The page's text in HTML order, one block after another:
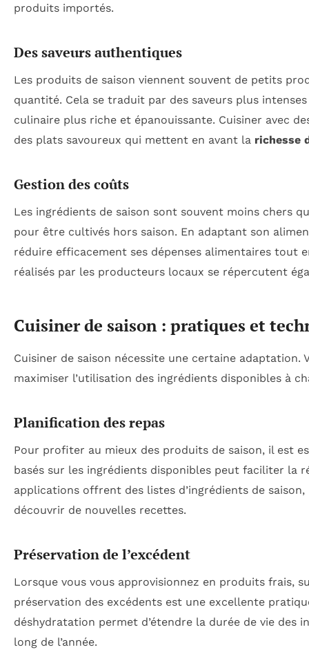
produits importés.
Des saveurs authentiques
Les produits de saison viennent souvent de petits
quantité. Cela se traduit par des saveurs plus
culinaire plus riche et épanouissante. Cuisiner avec
des plats savoureux qui mettent en avant la richesse
Gestion des coûts
Les ingrédients de saison sont souvent moins chers
pour être cultivés hors saison. En adaptant son
réduire efficacement ses dépenses alimentaires tout
réalisés par les producteurs locaux se répercutent
Cuisiner de saison : pratiques et
Cuisiner de saison nécessite une certaine
maximiser l’utilisation des ingrédients disponibles à
Planification des repas
Pour profiter au mieux des produits de saison, il est
basés sur les ingrédients disponibles peut faciliter la
applications offrent des listes d’ingrédients de
découvrir de nouvelles recettes.
Préservation de l’excédent
Lorsque vous vous approvisionnez en produits frais,
préservation des excédents est une excellente
déshydratation permet d’étendre la durée de vie
long de l’année.